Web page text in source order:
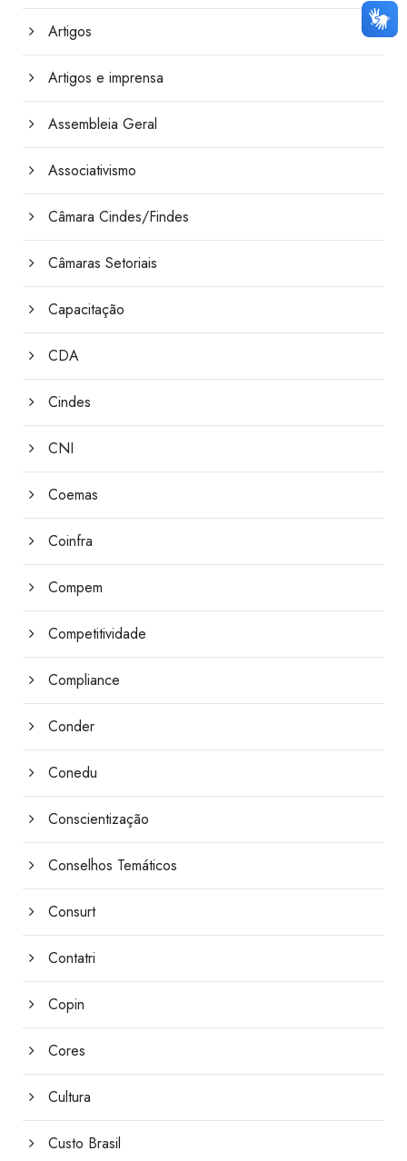
Artigos
Artigos e imprensa
Assembleia Geral
Associativismo
Câmara Cindes/Findes
Câmaras Setoriais
Capacitação
CDA
Cindes
CNI
Coemas
Coinfra
Compem
Competitividade
Compliance
Conder
Conedu
Conscientização
Conselhos Temáticos
Consurt
Contatri
Copin
Cores
Cultura
Custo Brasil